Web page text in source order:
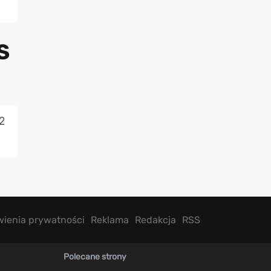
prywatności Reklama Redakcja RSS
Polecane strony